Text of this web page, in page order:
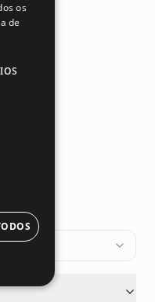
on 45
05-04
Wonderful
os
de